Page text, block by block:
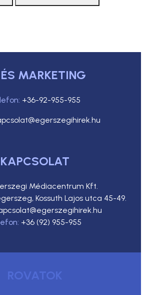
ÉS MARKETING
+36-92-955-955
KAPCSOLAT
Médiacentrum Kft.
Kossuth Lajos utca 45-49.
+36 (92) 955-955
ROVATOK